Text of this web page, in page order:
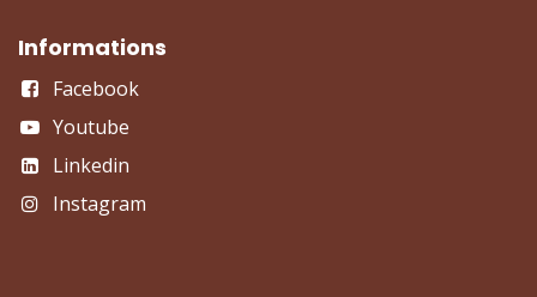
Informations
Facebook
Youtube
Linkedin
Instagram